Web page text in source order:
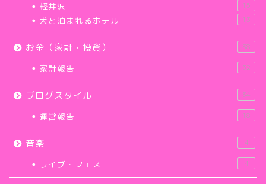
軽井沢 15
犬と泊まれるホテル 13
お金（家計・投資） 38
家計報告 32
ブログスタイル 34
運営報告 18
音楽 4
ライブ・フェス 4